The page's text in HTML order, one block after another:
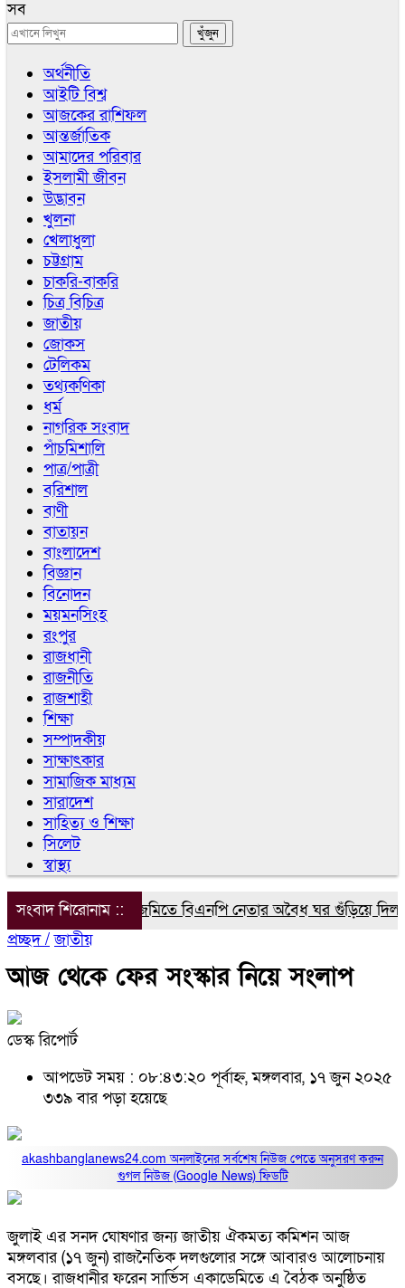
সব
অর্থনীতি
আইটি বিশ্ব
আজকের রাশিফল
আন্তর্জাতিক
আমাদের পরিবার
ইসলামী জীবন
উদ্ভাবন
খুলনা
খেলাধুলা
চট্টগ্রাম
চাকরি-বাকরি
চিত্র বিচিত্র
জাতীয়
জোকস
টেলিকম
তথ্যকণিকা
ধর্ম
নাগরিক সংবাদ
পাঁচমিশালি
পাত্র/পাত্রী
বরিশাল
বাণী
বাতায়ন
বাংলাদেশ
বিজ্ঞান
বিনোদন
ময়মনসিংহ
রংপুর
রাজধানী
রাজনীতি
রাজশাহী
শিক্ষা
সম্পাদকীয়
সাক্ষাৎকার
সামাজিক মাধ্যম
সারাদেশ
সাহিত্য ও শিক্ষা
সিলেট
স্বাস্থ্য
সংবাদ শিরোনাম ::
সরকারি জমিতে বিএনপি নেতার অবৈধ ঘর গুঁড়িয়ে দিল প্রশাসন
প্রচ্ছদ / জাতীয়
আজ থেকে ফের সংস্কার নিয়ে সংলাপ
ডেস্ক রিপোর্ট
আপডেট সময় : ০৮:৪৩:২০ পূর্বাহ্ন, মঙ্গলবার, ১৭ জুন ২০২৫
৩৩৯ বার পড়া হয়েছে
akashbanglanews24.com অনলাইনের সর্বশেষ নিউজ পেতে অনুসরণ করুন
গুগল নিউজ (Google News)ফিডটি
জুলাই এর সনদ ঘোষণার জন্য জাতীয় ঐকমত্য কমিশন আজ
মঙ্গলবার (১৭ জুন) রাজনৈতিক দলগুলোর সঙ্গে আবারও আলোচনায়
বসছে। রাজধানীর ফরেন সার্ভিস একাডেমিতে এ বৈঠক অনুষ্ঠিত